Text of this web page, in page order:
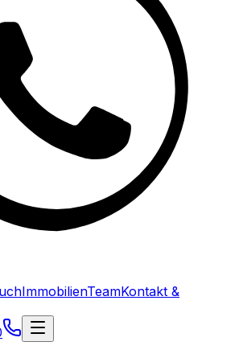
ImmobilienTeamKontakt &